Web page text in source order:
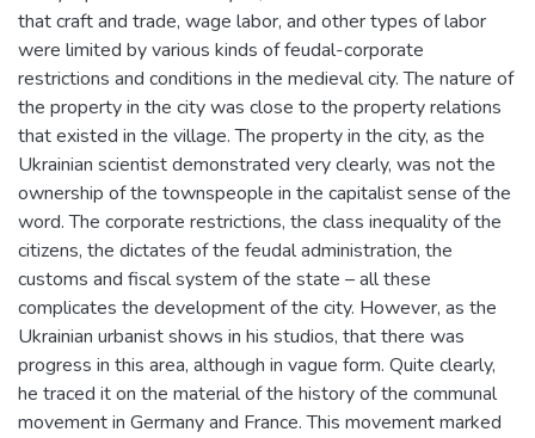
that craft and trade, wage labor, and other types of labor
were limited by various kinds of feudal-corporate
restrictions and conditions in the medieval city. The nature of
the property in the city was close to the property relations
that existed in the village. The property in the city, as the
Ukrainian scientist demonstrated very clearly, was not the
ownership of the townspeople in the capitalist sense of the
word. The corporate restrictions, the class inequality of the
citizens, the dictates of the feudal administration, the
customs and fiscal system of the state – all these
complicates the development of the city. However, as the
Ukrainian urbanist shows in his studios, that there was
progress in this area, although in vague form. Quite clearly,
he traced it on the material of the history of the communal
movement in Germany and France. This movement marked